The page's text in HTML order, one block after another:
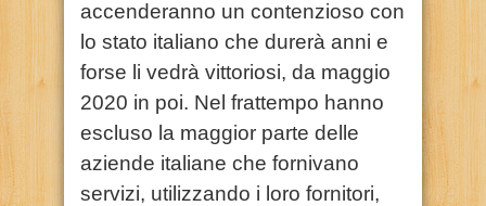
accenderanno un contenzioso con
lo stato italiano che durerà anni e
forse li vedrà vittoriosi, da maggio
2020 in poi. Nel frattempo hanno
escluso la maggior parte delle
aziende italiane che fornivano
servizi, utilizzando i loro fornitori,